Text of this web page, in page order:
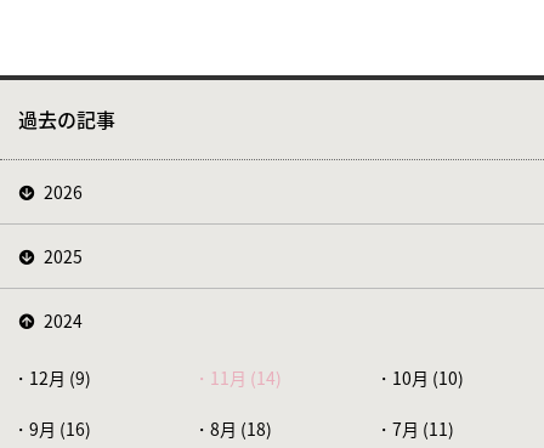
過去の記事
2026
2025
2024
12月 (9) 11月 (14) 10月 (10)
9月 (16) 8月 (18) 7月 (11)